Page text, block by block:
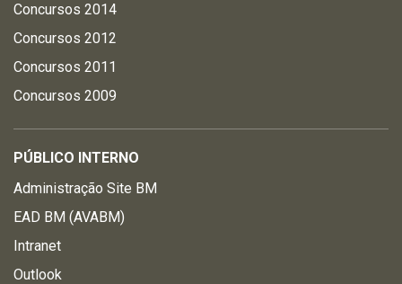
Concursos 2014
Concursos 2012
Concursos 2011
Concursos 2009
PÚBLICO INTERNO
Administração Site BM
EAD BM (AVABM)
Intranet
Outlook